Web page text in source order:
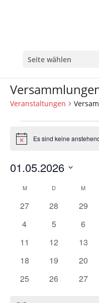
Seite wählen
Veranstaltungen
HinweisEs sind keine
01.05.2026
Datum
Kalender
von
MMONTAG D DIENSTAGM
0
27
0
28
0
29
0
4
0
5
0
6
0
11
0
12
0
13
0
18
0
19
0
20
0
25
0
26
0
27